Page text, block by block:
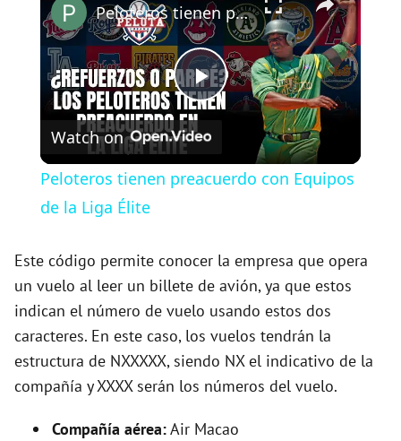
P
y
V
i
d
Peloteros tienen preacuerdo con Equipos de la Liga Élite
Watch on
Peloteros tienen preacuerdo con Equipos
de la Liga Élite
Este código permite conocer la empresa que opera
un vuelo al leer un billete de avión, ya que estos
indican el número de vuelo usando estos dos
caracteres. En este caso, los vuelos tendrán la
estructura de NXXXXX, siendo NX el indicativo de la
compañía y XXXX serán los números del vuelo.
Compañía aérea:Air Macao